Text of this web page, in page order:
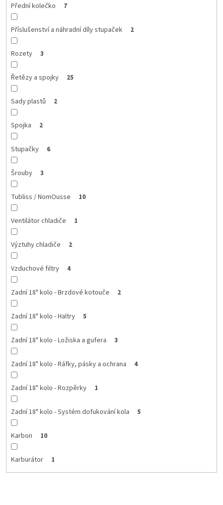
Přední kolečko 7
Příslušenství a náhradní díly stupaček 2
Rozety 3
Řetězy a spojky 25
Sady plastů 2
Spojka 2
Stupačky 6
Šrouby 3
Tubliss / NomOusse 10
Ventilátor chladiče 1
Výztuhy chladiče 2
Vzduchové filtry 4
Zadní 18" kolo - Brzdové kotouče 2
Zadní 18" kolo - Haltry 5
Zadní 18" kolo - Ložiska a gufera 3
Zadní 18" kolo - Ráfky, pásky a ochrana 4
Zadní 18" kolo - Rozpěrky 1
Zadní 18" kolo - Systém dofukování kola 5
Karbon 10
Karburátor 1